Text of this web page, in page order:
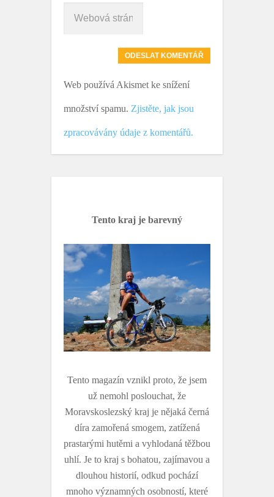
Web používá Akismet ke snížení
množství spamu. Zjistěte, jak jsou
zpracovávány údaje z komentářů.
Tento kraj je barevný
Tento magazín vznikl proto, že jsem
už nemohl poslouchat, že
Moravskoslezský kraj je nějaká černá
díra zamořená smogem, zatížená
prastarými hutěmi a vyhlodaná těžbou
uhlí. Je to kraj s bohatou, zajímavou a
dlouhou historií, odkud pochází
mnoho významných osobností, které